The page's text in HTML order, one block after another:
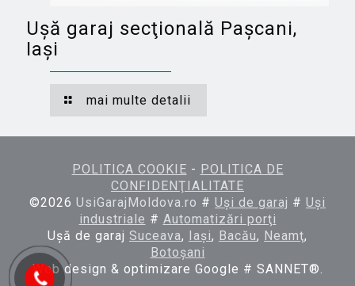
Uşă garaj secţională Paşcani,
Iaşi
mai multe detalii
POLITICA COOKIE - POLITICA DE
CONFIDENŢIALITATE
©2026 UsiGarajMoldova.ro # Uşi de garaj # Uşi
industriale # Automatizări porţi
Uşă de garaj Suceava, Iaşi, Bacău, Neamţ,
Botoşani
Web design & optimizare Google # SANNET®.